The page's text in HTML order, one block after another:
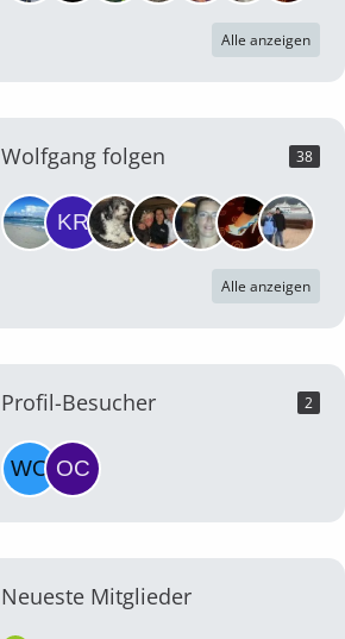
Alle anzeigen
Wolfgang folgen 38
Alle anzeigen
Profil-Besucher 2
Neueste Mitglieder